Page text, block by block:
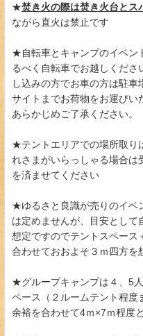
★焚き火の際は焚き火台とス
ながら直火は禁止です
★自転車とキャンプのイベン
るべく自転車でお越しくださ
し込みの方でお車の方は駐
サイトまでお荷物をお運びい
あらかじめご了承ください。
★テントエリアでの場所取り
れさまがいらっしゃる場合は
を済ませてください
★ゆるさと良識が売りのイベ
は定めませんが、目安とし
想定ですのでテントスペース
合わせておおよそ３ｍ四方を
★グループキャンプは４、5
ペース（２ルームテント程度
余裕を合わせて4ｍ×7ｍ程度